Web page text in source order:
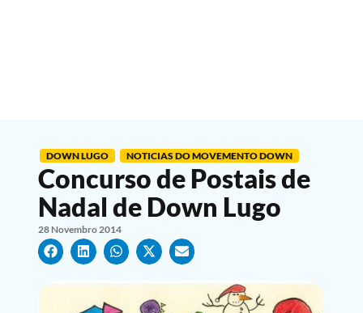
DOWN LUGO NOTICIAS DO MOVEMENTO DOWN
Concurso de Postais de
Nadal de Down Lugo
28 Novembro 2014